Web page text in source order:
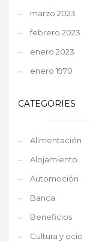
marzo 2023
febrero 2023
enero 2023
enero 1970
CATEGORIES
Alimentación
Alojamiento
Automoción
Banca
Beneficios
Cultura y ocio